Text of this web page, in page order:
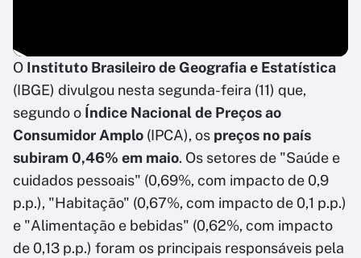
O Instituto Brasileiro de Geografia e Estatística
(IBGE) divulgou nesta segunda-feira (11) que,
segundo o Índice Nacional de Preços ao
Consumidor Amplo (IPCA), os preços no país
subiram 0,46% em maio. Os setores de "Saúde e
cuidados pessoais" (0,69%, com impacto de 0,9
p.p.), "Habitação" (0,67%, com impacto de 0,1 p.p.)
e "Alimentação e bebidas" (0,62%, com impacto
de 0,13 p.p.) foram os principais responsáveis pela